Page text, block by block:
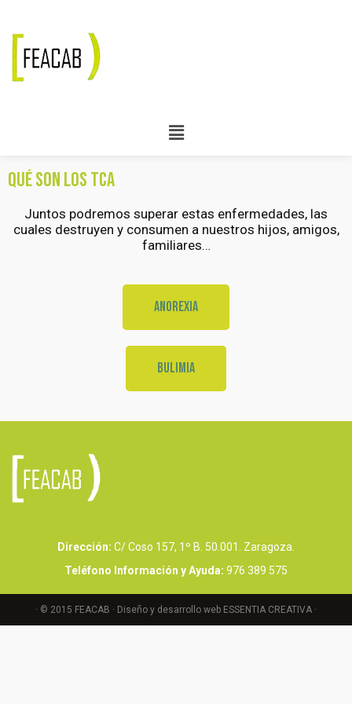
Qué son los tca
Juntos podremos superar estas enfermedades, las
cuales destruyen y consumen a nuestros hijos, amigos,
familiares…
Anorexia
Bulimia
Dirección: C/ Coso 157, 1º B. 50.001. Zaragoza.
Teléfono Información y Ayuda: 976 389 575
· © 2015 FEACAB · Diseño y desarrollo web ESSENTIA CREATIVA ·